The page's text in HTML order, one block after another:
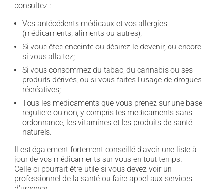
consultez :
Vos antécédents médicaux et vos allergies
(médicaments, aliments ou autres);
Si vous êtes enceinte ou désirez le devenir, ou encore
si vous allaitez;
Si vous consommez du tabac, du cannabis ou ses
produits dérivés, ou si vous faites l'usage de drogues
récréatives;
Tous les médicaments que vous prenez sur une base
régulière ou non, y compris les médicaments sans
ordonnance, les vitamines et les produits de santé
naturels.
Il est également fortement conseillé d'avoir une liste à
jour de vos médicaments sur vous en tout temps.
Celle-ci pourrait être utile si vous devez voir un
professionnel de la santé ou faire appel aux services